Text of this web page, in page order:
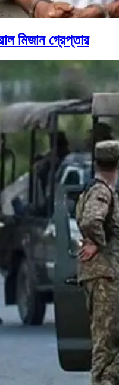
মিজান গ্রেপ্তার